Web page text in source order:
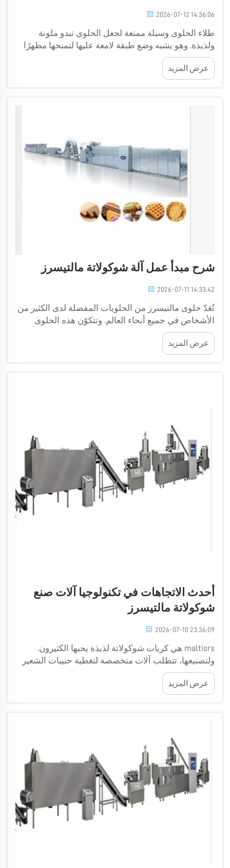
2026-07-12 14:36:06
طلاء الحلوى وسيلة ممتعة لجعل الحلوى تبدو ملونة
ولذيذة. وهو يشبه وضع طبقة لامعة عليها لتمنحها مظهرًا
خاصًّا وتجعل طعمها ألذَّ. وتُغيِّر التكنولوجيا الجديدة طريقة
عمل آلات طلاء الحلوى. ومن الشركات التي تعمل في هذا
المجال شركة Golden Orient Machinery...
عرض المزيد
شرح مبدأ عمل آلة شوكولاتة مالتيسرز
2026-07-11 14:33:42
تُعَدّ حلوى مالتيسرز من الحلويات المفضلة لدى الكثير من
الأشخاص في جميع أنحاء العالم. وتتكوّن هذه الحلوى
اللذيذة من مركز مقرمش من الشعير المحمص، مغطّى
بطبقة ناعمة من الشوكولاتة. هل سبق أن تساءلتَ عن
الطريقة التي تُصنَع بها هذه الحلوى الشهية؟ تؤدي آلة
عرض المزيد
أحدث الاتجاهات في تكنولوجيا آلات صنع
شوكولاتة مالتيسرز
2026-07-10 23:36:09
maltisrs هي كريات شوكولاتة لذيذة يحبها الكثيرون.
ولتصنيعها، تتطلب آلات متخصصة لتغطية حبيبات الشعير
بالشوكولاتة بشكل مثالي. وفي شركة جولدن أورينت
ماشينري، نسعى دائمًا لإيجاد سبلٍ جديدةٍ لتحسين هذه
الآلات. فعشاق الشوكولاتة ينتظرون...
عرض المزيد